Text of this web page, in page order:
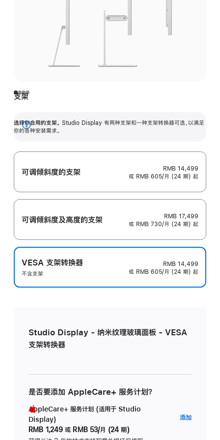
支架
选择你合用的支架。 Studio Display 有两种支架和一种支架转换器可选，以满足
你的各种安装需求。
展
可调倾斜度的支架
RMB 14,499
或 RMB 605/月 (24 期) 起
可调倾斜度及高‍度的支‍架
RMB 17,499
或 RMB 730/月 (24 期) 起
VESA 支架转换器
不含支架
RMB 14,499
或 RMB 605/月 (24 期) 起
Studio Display - 纳米纹理玻璃面板 - VESA
支架转换器
是否要添加 AppleCare+ 服务计划？
AppleCare+ 服务计划 (适用于 Studio
Display)
RMB 1,249 或 RMB 53/月 (24 期)
添加